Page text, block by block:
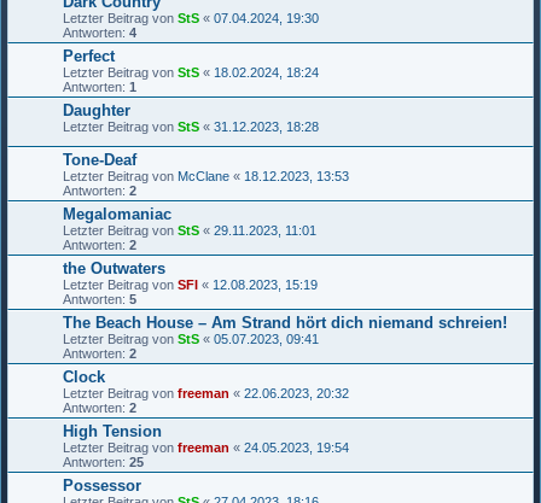
Letzter Beitrag von StS « 07.04.2024, 19:30
Antworten: 4
Perfect
Letzter Beitrag von StS « 18.02.2024, 18:24
Antworten: 1
Daughter
Letzter Beitrag von StS « 31.12.2023, 18:28
Tone-Deaf
Letzter Beitrag von McClane « 18.12.2023, 13:53
Antworten: 2
Megalomaniac
Letzter Beitrag von StS « 29.11.2023, 11:01
Antworten: 2
the Outwaters
Letzter Beitrag von SFI « 12.08.2023, 15:19
Antworten: 5
The Beach House – Am Strand hört dich niemand schreien!
Letzter Beitrag von StS « 05.07.2023, 09:41
Antworten: 2
Clock
Letzter Beitrag von freeman « 22.06.2023, 20:32
Antworten: 2
High Tension
Letzter Beitrag von freeman « 24.05.2023, 19:54
Antworten: 25
Possessor